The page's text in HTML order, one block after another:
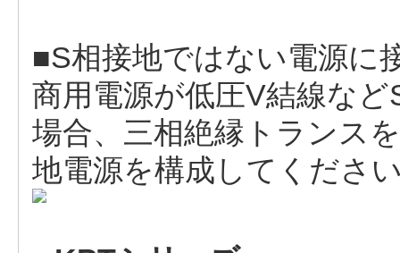
■S相接地ではない電源に
商用電源が低圧V結線な
場合、三相絶縁トランス
地電源を構成してくださ